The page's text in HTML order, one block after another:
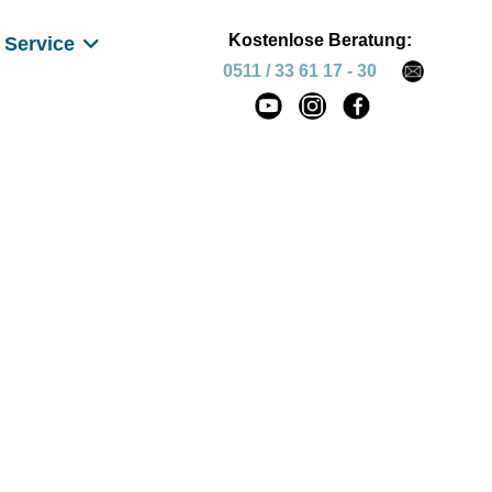
Service
Kostenlose Beratung:
0511 / 33 61 17 - 30